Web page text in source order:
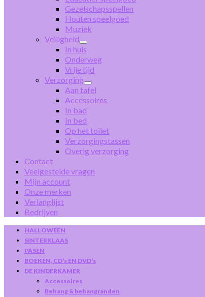
Gezelschapsspellen
Houten speelgoed
Muziek
Veiligheid
In huis
Onderweg
Vrije tijd
Verzorging
Aan tafel
Accessoires
In bad
In bed
Op het toilet
Verzorgingstassen
Overig verzorging
Contact
Veelgestelde vragen
Mijn account
Onze merken
Verlanglijst
Bedrijven
HALLOWEEN
SINTERKLAAS
PASEN
BOEKEN, CD’s EN DVD’s
DE KINDERKAMER
Accessoires
Behang & behangranden